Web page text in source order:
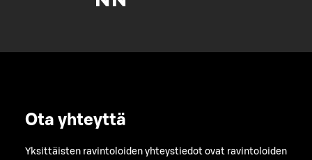
Ota yhteyttä
Yksittäisten ravintoloiden yhteystiedot ovat ravintoloiden